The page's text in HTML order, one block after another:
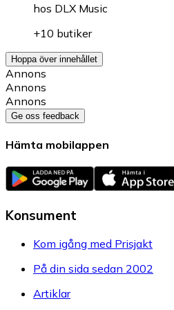
hos DLX Music
+10 butiker
Hoppa över innehållet
Annons
Annons
Annons
Ge oss feedback
Hämta mobilappen
Konsument
Kom igång med Prisjakt
På din sida sedan 2002
Artiklar